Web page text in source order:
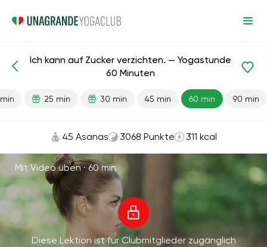
Gewohnheiten
Ich kann auf Zucker verzichten. — Yogastunde
60 Minuten
25 min 30 min 45 min 60 min 90 min
45 Asanas 3068 Punkte 311 kcal
Mit Video üben ·60 min
Diese Lektion ist für Clubmitglieder zugänglich